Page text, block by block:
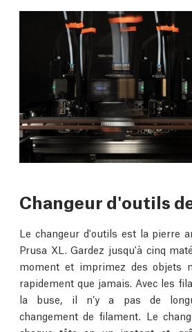
Changeur d'outils
Le changeur d'outils est la pierre
Prusa XL. Gardez jusqu'à cinq
moment et imprimez des objets
rapidement que jamais. Avec les
la buse, il n’y a pas de
changement de filament. Le